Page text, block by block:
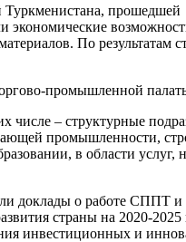
По результатам
промышленной
– структурные
промышленности,
в области
доклады о работе СППТ и
страны на 2020-
инвестиционных и